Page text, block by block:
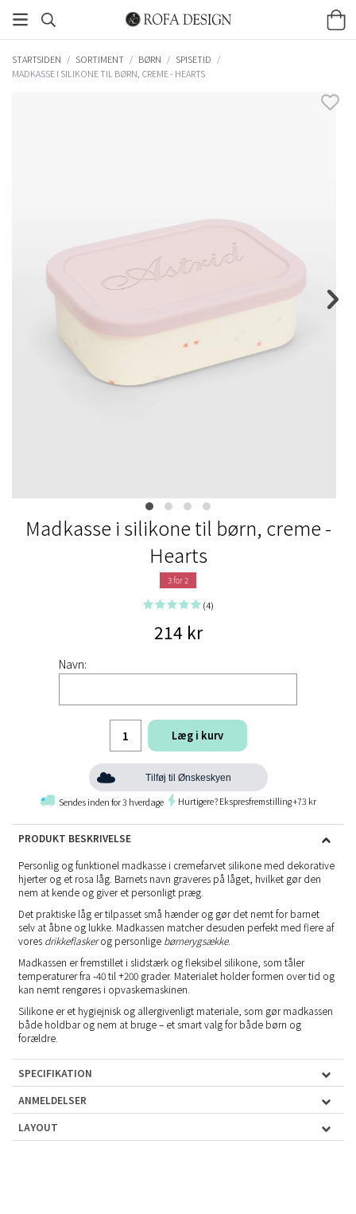
STARTSIDEN / SORTIMENT / BØRN / SPISETID /
MADKASSE I SILIKONE TIL BØRN, CREME - HEARTS
Madkasse i silikone til børn, creme -
Hearts
3 for 2
(4)
214 kr
Navn:
Læg i kurv
Tilføj til Ønskeskyen
Sendes inden for 3 hverdage Hurtigere? Ekspresfremstilling +73 kr
PRODUKT BESKRIVELSE
Personlig og funktionel madkasse i cremefarvet silikone med dekorative
hjerter og et rosa låg. Barnets navn graveres på låget, hvilket gør den
nem at kende og giver et personligt præg.
Det praktiske låg er tilpasset små hænder og gør det nemt for barnet
selv at åbne og lukke. Madkassen matcher desuden perfekt med flere af
vores drikkeflaskerog personlige børnerygsække.
Madkassen er fremstillet i slidstærk og fleksibel silikone, som tåler
temperaturer fra -40 til +200 grader. Materialet holder formen over tid og
kan nemt rengøres i opvaskemaskinen.
Silikone er et hygiejnisk og allergivenligt materiale, som gør madkassen
både holdbar og nem at bruge – et smart valg for både børn og
forældre.
SPECIFIKATION
ANMELDELSER
LAYOUT